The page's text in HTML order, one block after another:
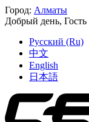
Город: Алматы
Добрый день, Гость
Русский (Ru)
中文
English
日本語